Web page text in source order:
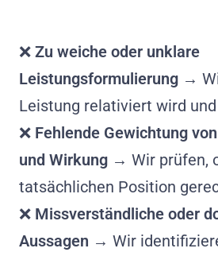
❌ Zu weiche oder unklare
Leistungsformulierung →
Leistung relativiert wird
❌ Fehlende Gewichtung
und Wirkung → Wir prüfen,
tatsächlichen Position
❌ Missverständliche oder
Aussagen → Wir